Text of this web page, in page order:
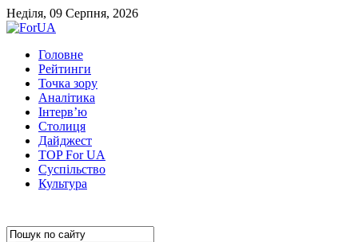
Неділя, 09 Серпня, 2026
Головне
Рейтинги
Точка зору
Аналітика
Інтерв’ю
Столиця
Дайджест
TOP For UA
Суспiльство
Культура